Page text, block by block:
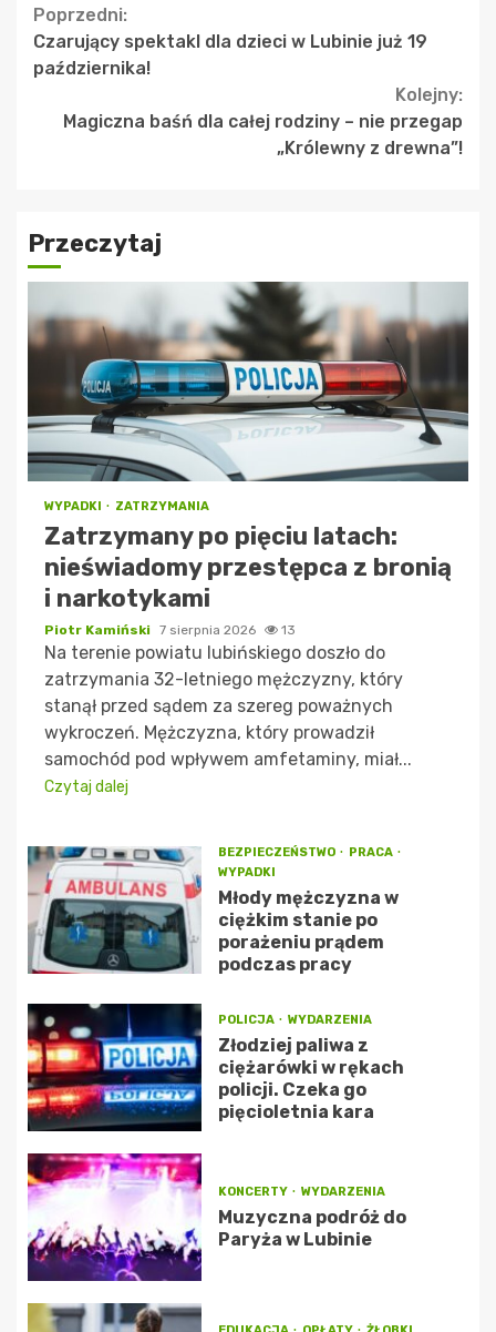
Continue
Reading
Poprzedni:
Czarujący spektakl dla dzieci w Lubinie już 19
października!
Kolejny:
Magiczna baśń dla całej rodziny – nie przegap
„Królewny z drewna”!
Przeczytaj
WYPADKI ZATRZYMANIA
Zatrzymany po pięciu latach:
nieświadomy przestępca z bronią
i narkotykami
Piotr Kamiński 7 sierpnia 2026 13
Na terenie powiatu lubińskiego doszło do
zatrzymania 32-letniego mężczyzny, który
stanął przed sądem za szereg poważnych
wykroczeń. Mężczyzna, który prowadził
samochód pod wpływem amfetaminy, miał...
Czytaj dalej
BEZPIECZEŃSTWO
PRACA
WYPADKI
Młody mężczyzna w
ciężkim stanie po
porażeniu prądem
podczas pracy
POLICJA WYDARZENIA
Złodziej paliwa z
ciężarówki w rękach
policji. Czeka go
pięcioletnia kara
KONCERTY WYDARZENIA
Muzyczna podróż do
Paryża w Lubinie